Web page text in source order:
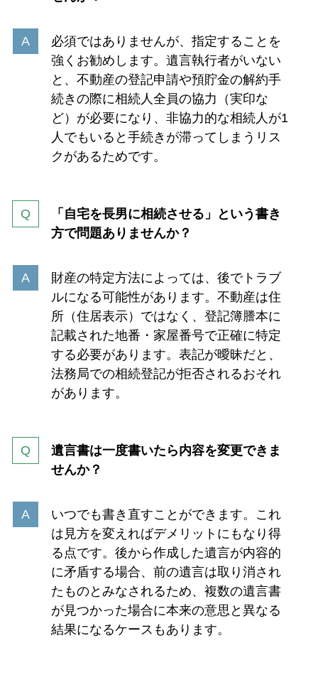
必須ではありませんが、指定することを
強くお勧めします。遺言執行者がいない
と、不動産の登記申請や預貯金の解約手
続きの際に相続人全員の協力（実印な
ど）が必要になり、非協力的な相続人が1
人でもいると手続きが滞ってしまうリス
クがあるためです。
「自宅を長男に相続させる」という書き
方で問題ありませんか？
財産の特定方法によっては、後でトラブ
ルになる可能性があります。不動産は住
所（住居表示）ではなく、登記簿謄本に
記載された地番・家屋番号で正確に特定
する必要があります。表記が曖昧だと、
法務局での相続登記が拒否されるおそれ
があります。
遺言書は一度書いたら内容を変更できま
せんか？
いつでも書き直すことができます。これ
は見方を変えればデメリットにもなり得
る点です。後から作成した遺言が内容的
に矛盾する場合、前の遺言は取り消され
たものとみなされるため、複数の遺言書
が見つかった場合に本来の意思と異なる
結果になるケースもあります。